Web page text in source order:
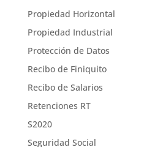
Propiedad Horizontal
Propiedad Industrial
Protección de Datos
Recibo de Finiquito
Recibo de Salarios
Retenciones RT
S2020
Seguridad Social